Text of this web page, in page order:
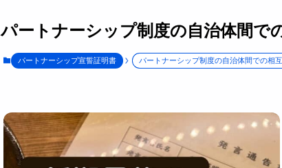
パートナーシップ制度の自治体間で
パートナーシップ宣誓証明書 パートナーシップ制度の自治体間での相